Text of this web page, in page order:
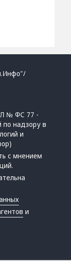
№ ФС 77 -
надзору в
и
с мнением
и